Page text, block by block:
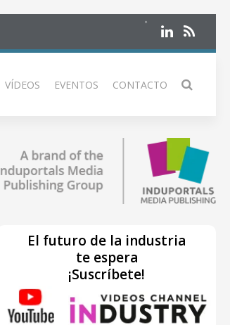
VÍDEOS EVENTOS CONTACTO
El futuro de la industria
te espera
¡Suscríbete!